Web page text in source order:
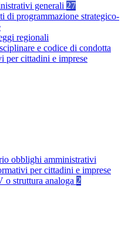
generali 27
di programmazione strategico-
regionali
e codice di condotta
per cittadini e imprese
obblighi amministrativi
per cittadini e imprese
o struttura analoga 2